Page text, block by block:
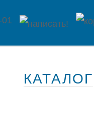
КАТАЛОГ